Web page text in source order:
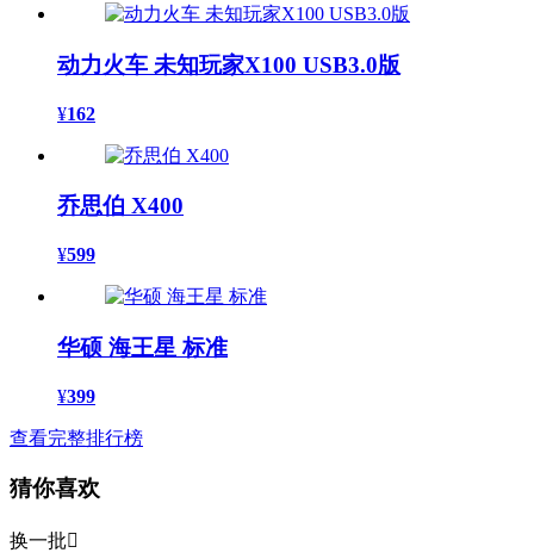
动力火车 未知玩家X100 USB3.0版
¥162
乔思伯 X400
¥599
华硕 海王星 标准
¥399
查看完整排行榜
猜你喜欢
换一批